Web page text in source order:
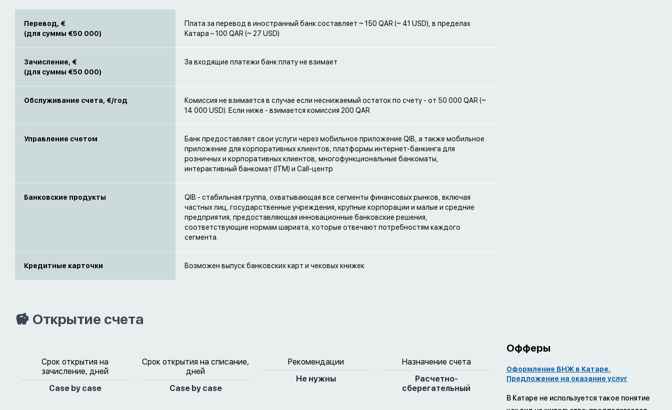
Перевод, €
(для суммы €50 000)
Плата за перевод в иностранный банк составляет ~ 150 QAR (~ 41 USD), в пределах
Катара – 100 QAR (~ 27 USD)
Зачисление, €
(для суммы €50 000)
За входящие платежи банк плату не взимает
Обслуживание счета, €/год
Комиссия не взимается в случае если неснижаемый остаток по счету - от 50 000 QAR (~
14 000 USD). Если ниже - взимается комиссия 200 QAR
Управление счетом
Банк предоставляет свои услуги через мобильное приложение QIB, а также мобильное
приложение для корпоративных клиентов, платформы интернет-банкинга для
розничных и корпоративных клиентов, многофункциональные банкоматы,
интерактивный банкомат (ITM) и Call-центр
Банковские продукты
QIB - стабильная группа, охватывающая все сегменты финансовых рынков, включая
частных лиц, государственные учреждения, крупные корпорации и малые и средние
предприятия, предоставляющая инновационные банковские решения,
соответствующие нормам шариата, которые отвечают потребностям каждого
сегмента.
Кредитные карточки Возможен выпуск банковских карт и чековых книжек
Открытие счета
Срок открытия на
зачисление, дней
Case by case
Срок открытия на списание,
дней
Case by case
Рекомендации
Не нужны
Назначение счета
Расчетно-
сберегательный
Офферы
Оформление ВНЖ в Катаре.
Предложение на оказание услуг
В Катаре не используется такое понятие